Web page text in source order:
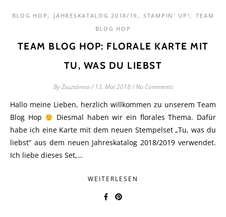
BLOG HOP , JAHRESKATALOG 2018/19 ,STAMPIN' UP! ,TEAM
BLOG HOP
TEAM BLOG HOP: FLORALE KARTE MIT
TU, WAS DU LIEBST
ByZsuzsánna/ 13. Mai 2018/ No Comments
Hallo meine Lieben, herzlich willkommen zu unserem Team
Blog Hop
Diesmal haben wir ein florales Thema. Dafür
habe ich eine Karte mit dem neuen Stempelset „Tu, was du
liebst“ aus dem neuen Jahreskatalog 2018/2019 verwendet.
Ich liebe dieses Set,…
WEITERLESEN